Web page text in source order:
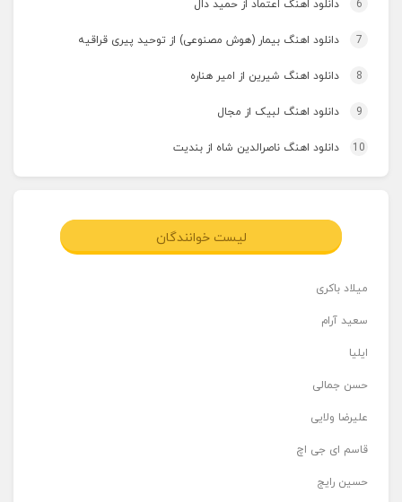
6 دانلود اهنگ اعتماد از حمید دال
7 دانلود اهنگ بیمار (هوش مصنوعی) از توحید پیری قراقیه
8 دانلود اهنگ شیرین از امیر هناره
9 دانلود اهنگ لبیک از مجال
10 دانلود اهنگ ناصرالدین شاه از بندیت
لیست خوانندگان
میلاد باکری
سعید آرام
ایلیا
حسن جمالی
علیرضا ولایی
قاسم ای جی اچ
حسین رایج